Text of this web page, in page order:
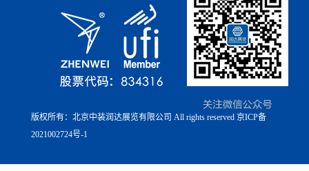
版权所有：北京中装润达展览有限公司 All rights reserved 京ICP备
2021002724号-1